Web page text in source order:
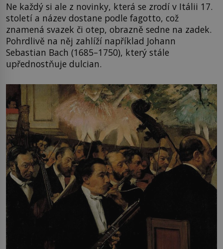
Ne každý si ale z novinky, která se zrodí v Itálii 17.
století a název dostane podle fagotto, což
znamená svazek či otep, obrazně sedne na zadek.
Pohrdlivě na něj zahlíží například Johann
Sebastian Bach (1685–1750), který stále
upřednostňuje dulcian.